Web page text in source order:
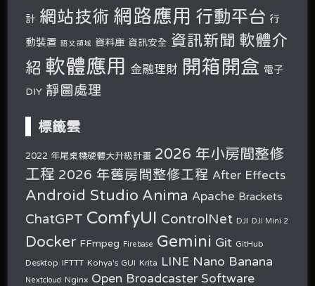
計 網站技術 網路應用 行動平台 行
動裝置 語文領域 資料庫 資訊安全 資訊新聞 軟體介
紹 軟體應用 金融理財 開箱開盒 電子
DIY 靜圖處理
標籤雲
2022 年尾桌機硬體大升級計畫 2026 年小房間整修
工程 2026 年舊房間整修工程 After Effects
Android Studio Anima Apache Brackets
ChatGPT ComfyUI ControlNet DJI DJI Mini 2
Docker FFmpeg Firebase Gemini Git GitHub
Desktop IFTTT Kohya's GUI Krita LINE Nano Banana
Nextcloud Nginx Open Broadcaster Software